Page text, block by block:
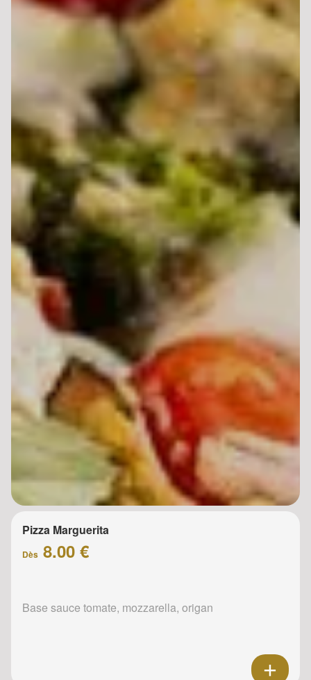
Pizza Marguerita
Dès 8.00 €
Base sauce tomate, mozzarella, origan